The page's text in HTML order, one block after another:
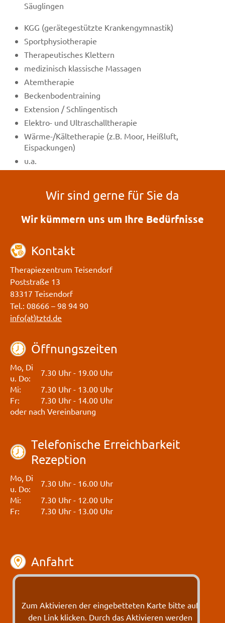
Säuglingen
KGG (gerätegestützte Krankengymnastik)
Sportphysiotherapie
Therapeutisches Klettern
medizinisch klassische Massagen
Atemtherapie
Beckenbodentraining
Extension / Schlingentisch
Elektro- und Ultraschalltherapie
Wärme-/Kältetherapie (z.B. Moor, Heißluft,
Eispackungen)
u.a.
Wir sind gerne für Sie da
Wir kümmern uns um Ihre Bedürfnisse
Kontakt
Therapiezentrum Teisendorf
Poststraße 13
83317 Teisendorf
Tel.: 08666 – 98 94 90
info(at)tztd.de
Öffnungszeiten
Mo, Di
u. Do:
7.30 Uhr - 19.00 Uhr
Mi:
7.30 Uhr - 13.00 Uhr
Fr:
7.30 Uhr - 14.00 Uhr
oder nach Vereinbarung
Telefonische Erreichbarkeit
Rezeption
Mo, Di
u. Do:
7.30 Uhr - 16.00 Uhr
Mi:
7.30 Uhr - 12.00 Uhr
Fr:
7.30 Uhr - 13.00 Uhr
Anfahrt
Zum Aktivieren der eingebetteten Karte bitte auf
den Link klicken. Durch das Aktivieren werden